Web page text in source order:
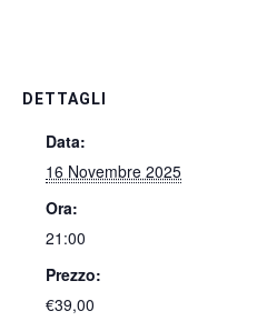
DETTAGLI
Data:
16 Novembre 2025
Ora:
21:00
Prezzo:
€39,00